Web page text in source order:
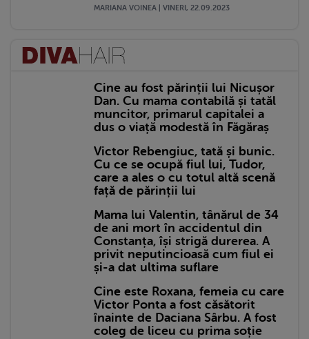
MARIANA VOINEA | VINERI, 22.09.2023
Cine au fost părinții lui Nicușor
Dan. Cu mama contabilă și tatăl
muncitor, primarul capitalei a
dus o viață modestă în Făgăraș
Victor Rebengiuc, tată și bunic.
Cu ce se ocupă fiul lui, Tudor,
care a ales o cu totul altă scenă
față de părinții lui
Mama lui Valentin, tânărul de 34
de ani mort în accidentul din
Constanța, își strigă durerea. A
privit neputincioasă cum fiul ei
și-a dat ultima suflare
Cine este Roxana, femeia cu care
Victor Ponta a fost căsătorit
înainte de Daciana Sârbu. A fost
coleg de liceu cu prima soție